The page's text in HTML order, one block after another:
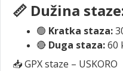
📏 Dužina
🟢 Kratka staza:
🔴 Duga staza:60
📥 GPX staze – USKORO